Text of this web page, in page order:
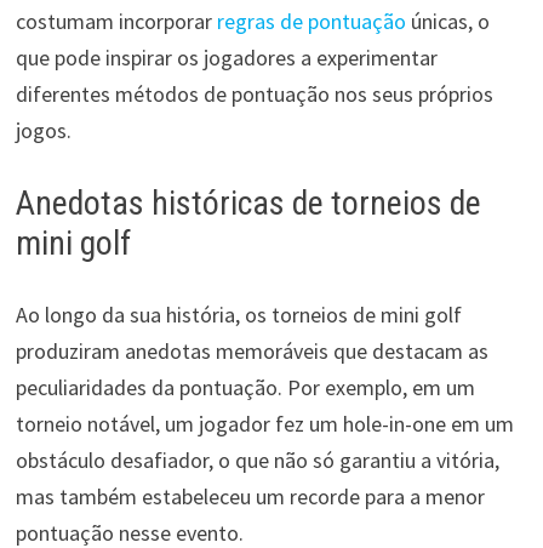
costumam incorporar regras de pontuação únicas, o
que pode inspirar os jogadores a experimentar
diferentes métodos de pontuação nos seus próprios
jogos.
Anedotas históricas de torneios de
mini golf
Ao longo da sua história, os torneios de mini golf
produziram anedotas memoráveis que destacam as
peculiaridades da pontuação. Por exemplo, em um
torneio notável, um jogador fez um hole-in-one em um
obstáculo desafiador, o que não só garantiu a vitória,
mas também estabeleceu um recorde para a menor
pontuação nesse evento.